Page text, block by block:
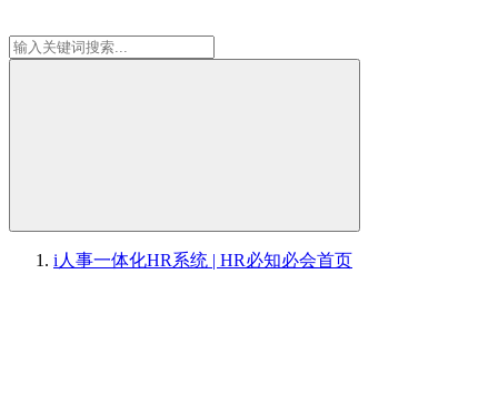
i人事一体化HR系统 | HR必知必会首页